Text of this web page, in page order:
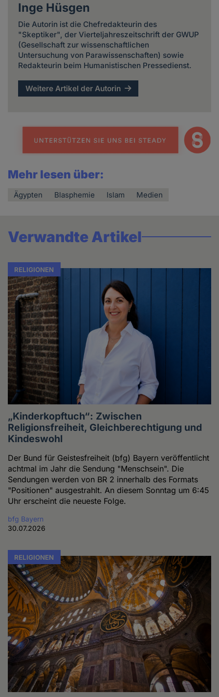
Inge Hüsgen
Die Autorin ist die Chefredakteurin des
"Skeptiker", der Vierteljahreszeitschrift der GWUP
(Gesellschaft zur wissenschaftlichen
Untersuchung von Parawissenschaften) sowie
Redakteurin beim Humanistischen Pressedienst.
Weitere Artikel der Autorin
Mehr lesen über:
Ägypten Blasphemie Islam Medien
Verwandte Artikel
RELIGIONEN
„Kinderkopftuch“: Zwischen
Religionsfreiheit, Gleichberechtigung und
Kindeswohl
Der Bund für Geistesfreiheit (bfg) Bayern veröffentlicht
achtmal im Jahr die Sendung "Menschsein". Die
Sendungen werden von BR 2 innerhalb des Formats
"Positionen" ausgestrahlt. An diesem Sonntag um 6:45
Uhr erscheint die neueste Folge.
bfg Bayern
30.07.2026
RELIGIONEN